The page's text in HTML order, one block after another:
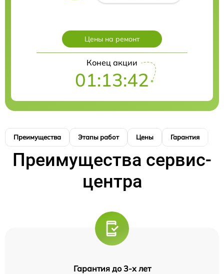
Цены на ремонт
Конец акции
01:13:41
Преимущества Этапы работ Цены Гарантия
Преимущества сервис-
центра
Гарантия до 3-х лет